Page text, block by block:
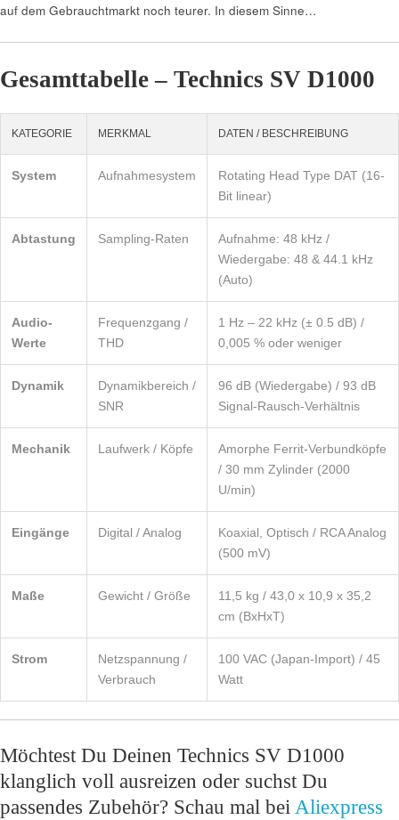
auf dem Gebrauchtmarkt noch teurer. In diesem Sinne…
Gesamttabelle – Technics SV D1000
KATEGORIE MERKMAL DATEN / BESCHREIBUNG
System Aufnahmesystem
Rotating Head Type DAT (16-
Bit linear)
Abtastung Sampling-Raten
Aufnahme: 48 kHz /
Wiedergabe: 48 & 44.1 kHz
(Auto)
Audio-
Werte
Frequenzgang /
THD
1 Hz – 22 kHz (± 0.5 dB) /
0,005 % oder weniger
Dynamik
Dynamikbereich /
SNR
96 dB (Wiedergabe) / 93 dB
Signal-Rausch-Verhältnis
Mechanik Laufwerk / Köpfe
Amorphe Ferrit-Verbundköpfe
/ 30 mm Zylinder (2000
U/min)
Eingänge Digital / Analog
Koaxial, Optisch / RCA Analog
(500 mV)
Maße Gewicht / Größe
11,5 kg / 43,0 x 10,9 x 35,2
cm (BxHxT)
Strom
Netzspannung /
Verbrauch
100 VAC (Japan-Import) / 45
Watt
Möchtest Du Deinen Technics SV D1000
klanglich voll ausreizen oder suchst Du
passendes Zubehör? Schau mal bei Aliexpress